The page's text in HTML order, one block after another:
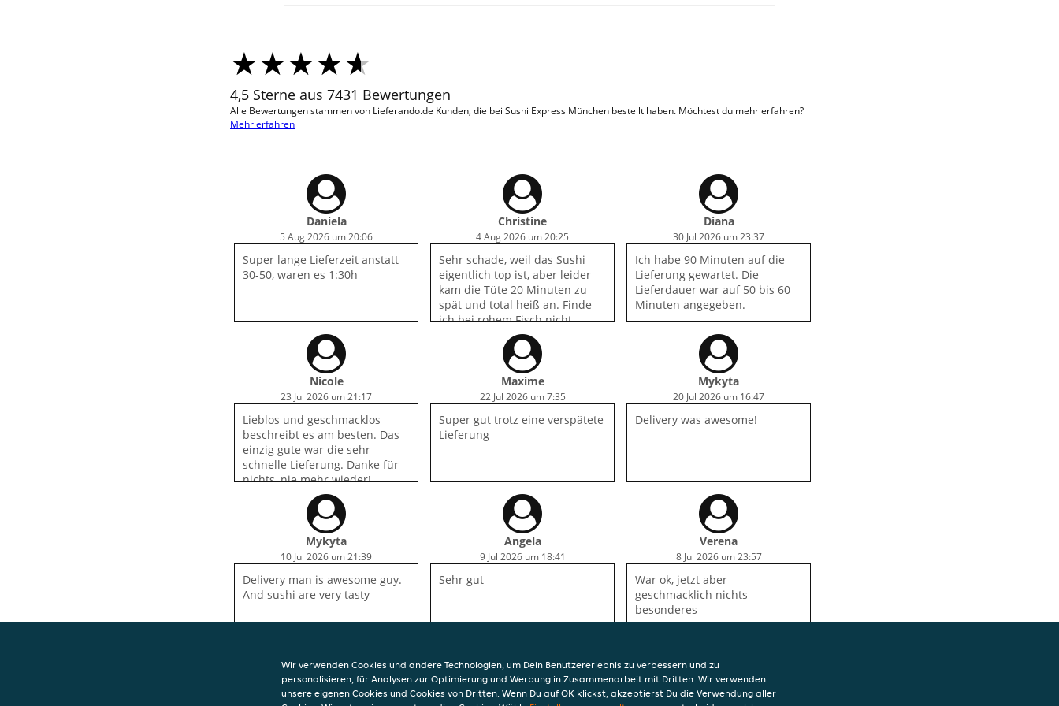
4,5 Sterne aus 7431 Bewertungen
Alle Bewertungen stammen von Lieferando.de Kunden, die bei Sushi Express München bestellt haben. Möchtest du mehr erfahren?
Mehr erfahren
Daniela
5 Aug 2026 um 20:06
Super lange Lieferzeit anstatt
30-50, waren es 1:30h
Christine
4 Aug 2026 um 20:25
Sehr schade, weil das Sushi
eigentlich top ist, aber leider
kam die Tüte 20 Minuten zu
spät und total heiß an. Finde
ich bei rohem Fisch nicht
witzig. Wenn es draußen heiß
ist, sollte der Fahrer eine
Kühlbox haben.
Diana
30 Jul 2026 um 23:37
Ich habe 90 Minuten auf die
Lieferung gewartet. Die
Lieferdauer war auf 50 bis 60
Minuten angegeben.
Nicole
23 Jul 2026 um 21:17
Lieblos und geschmacklos
beschreibt es am besten. Das
einzig gute war die sehr
schnelle Lieferung. Danke für
nichts, nie mehr wieder!
Maxime
22 Jul 2026 um 7:35
Super gut trotz eine verspätete
Lieferung
Mykyta
20 Jul 2026 um 16:47
Delivery was awesome!
Mykyta
10 Jul 2026 um 21:39
Delivery man is awesome guy.
And sushi are very tasty
Angela
9 Jul 2026 um 18:41
Sehr gut
Verena
8 Jul 2026 um 23:57
War ok, jetzt aber
geschmacklich nichts
besonderes
Wir verwenden Cookies und andere Technologien, um Dein Benutzererlebnis zu verbessern und zu
personalisieren, für Analysen zur Optimierung und Werbung in Zusammenarbeit mit Dritten. Wir verwenden
unsere eigenen Cookies und Cookies von Dritten. Wenn Du auf OK klickst, akzeptierst Du die Verwendung aller